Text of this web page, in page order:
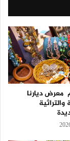
معرض ديارنا